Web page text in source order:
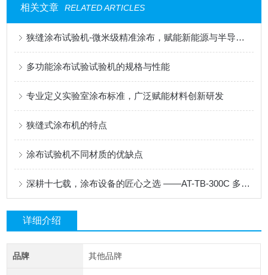
相关文章 RELATED ARTICLES
狭缝涂布试验机-微米级精准涂布，赋能新能源与半导体科研创新
多功能涂布试验试验机的规格与性能
专业定义实验室涂布标准，广泛赋能材料创新研发
狭缝式涂布机的特点
涂布试验机不同材质的优缺点
深耕十七载，涂布设备的匠心之选 ——AT-TB-300C 多功能涂布试验机
详细介绍
品牌 其他品牌